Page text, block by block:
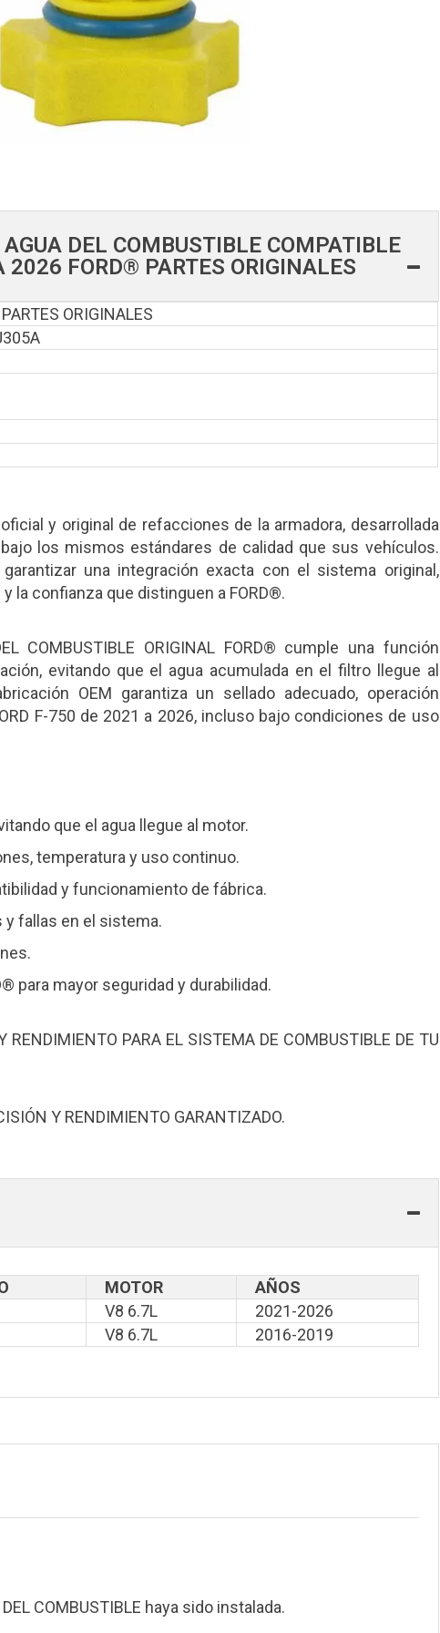
DEL COMBUSTIBLE COMPATIBLE
FORD® PARTES ORIGINALES
ORIGINALES
oficial y original de refacciones de la armadora, desarrollada
los mismos estándares de calidad que sus vehículos.
una integración exacta con el sistema original,
la confianza que distinguen a FORD®.
COMBUSTIBLE ORIGINAL FORD® cumple una función
evitando que el agua acumulada en el filtro llegue al
OEM garantiza un sellado adecuado, operación
F-750 de 2021 a 2026, incluso bajo condiciones de uso
que el agua llegue al motor.
temperatura y uso continuo.
y funcionamiento de fábrica.
y fallas en el sistema.
para mayor seguridad y durabilidad.
RENDIMIENTO PARA EL SISTEMA DE COMBUSTIBLE DE TU
Y RENDIMIENTO GARANTIZADO.
MOTOR
AÑOS
V8 6.7L
2021-2026
V8 6.7L 2016-2019
DEL COMBUSTIBLE haya sido instalada.